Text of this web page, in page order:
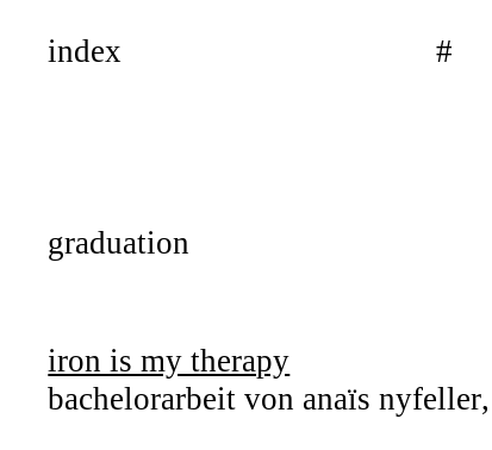
index #
graduation
iron is my therapy
bachelorarbeit von anaïs nyfeller